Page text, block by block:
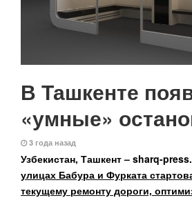
В Ташкенте
«умные»
3 года назад
Узбекистан, Ташкент – sharq-
улицах Бабура и Фурката
текущему ремонту дороги,